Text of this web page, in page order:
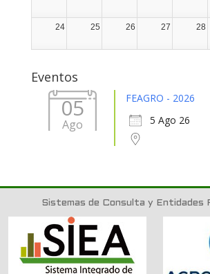
24 25 26 27 28
Eventos
05
Ago
FEAGRO - 2026
5 Ago 26
Sistemas de Consulta y Entidades